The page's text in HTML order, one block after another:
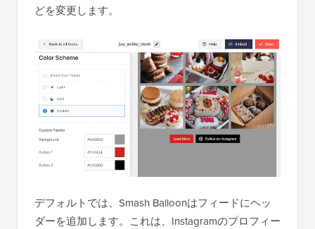
どを変更します。
デフォルトでは、Smash Balloonはフィードにヘッ
ダーを追加します。これは、Instagramのプロフィー